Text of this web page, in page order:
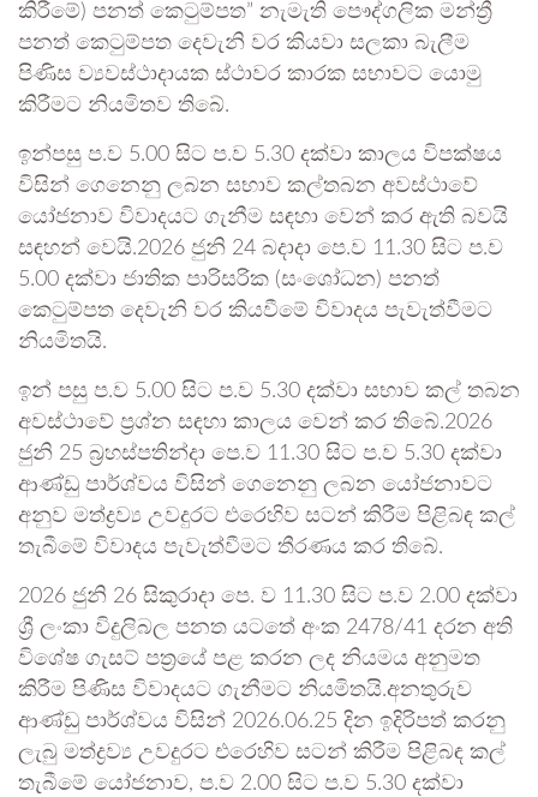
කිරීමේ) පනත් කෙටුම්පත” නැමැති පෞද්ගලික මන්ත්‍රී
පනත් කෙටුම්පත දෙවැනි වර කියවා සලකා බැලීම
පිණිස ව්‍යවස්ථාදායක ස්ථාවර කාරක සභාවට යොමු
කිරීමට නියමිතව තිබේ.
ඉන්පසු ප.ව 5.00 සිට ප.ව 5.30 දක්වා කාලය විපක්ෂය
විසින් ගෙනෙනු ලබන සභාව කල්තබන අවස්ථාවේ
යෝජනාව විවාදයට ගැනීම සඳහා වෙන් කර ඇති බවයි
සඳහන් වෙයි.2026 ජුනි 24 බදාදා පෙ.ව 11.30 සිට ප.ව
5.00 දක්වා ජාතික පාරිසරික (සංශෝධන) පනත්
කෙටුම්පත දෙවැනි වර කියවීමේ විවාදය පැවැත්වීමට
නියමිතයි.
ඉන් පසු ප.ව 5.00 සිට ප.ව 5.30 දක්වා සභාව කල් තබන
අවස්ථාවේ ප්‍රශ්න සඳහා කාලය වෙන් කර තිබේ.2026
ජුනි 25 බ්‍රහස්පතින්දා පෙ.ව 11.30 සිට ප.ව 5.30 දක්වා
ආණ්ඩු පාර්ශ්වය විසින් ගෙනෙනු ලබන යෝජනාවට
අනුව මත්ද්‍රව්‍ය උවදුරට එරෙහිව සටන් කිරීම පිළිබඳ කල්
තැබීමේ විවාදය පැවැත්වීමට තීරණය කර තිබේ.
2026 ජුනි 26 සිකුරාදා පෙ. ව 11.30 සිට ප.ව 2.00 දක්වා
ශ්‍රී ලංකා විදුලිබල පනත යටතේ අංක 2478/41 දරන අති
විශේෂ ගැසට් පත්‍රයේ පළ කරන ලද නියමය අනුමත
කිරීම පිණිස විවාදයට ගැනීමට නියමිතයි.අනතුරුව
ආණ්ඩු පාර්ශ්වය විසින් 2026.06.25 දින ඉදිරිපත් කරනු
ලැබු මත්ද්‍රව්‍ය උවදුරට එරෙහිව සටන් කිරීම පිළිබඳ කල්
තැබීමේ යෝජනාව, ප.ව 2.00 සිට ප.ව 5.30 දක්වා